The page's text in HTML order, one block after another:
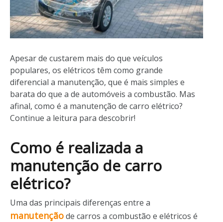
Apesar de custarem mais do que veículos
populares, os elétricos têm como grande
diferencial a manutenção, que é mais simples e
barata do que a de automóveis a combustão. Mas
afinal, como é a manutenção de carro elétrico?
Continue a leitura para descobrir!
Como é realizada a
manutenção de carro
elétrico?
Uma das principais diferenças entre a
manutençãode carros a combustão e elétricos é